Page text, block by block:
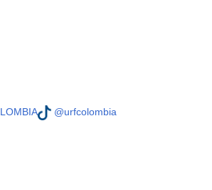
@urfcolombia